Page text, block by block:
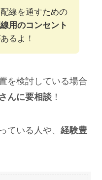
目がごちゃごちゃし
除の手間も増えちゃ
ナではなく、
ア
ントの位置 に失敗